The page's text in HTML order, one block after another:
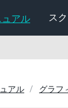
ュアル ス
アル グラフ